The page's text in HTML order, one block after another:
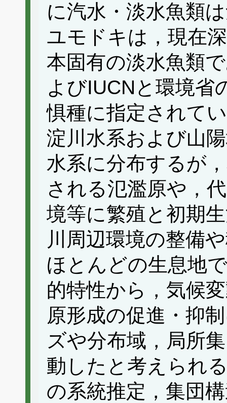
に汽水・淡水魚類
ユモドキは，現在
本固有の淡水魚類
よびIUCNと環境省
惧種に指定されて
淀川水系および山
水系に分布するが
される氾濫原や，
境等に繁殖と初期
川周辺環境の整備
ほとんどの生息地
的特性から，気候
原形成の促進・抑
ズや分布域，局所
動したと考えられ
の系統推定，集団